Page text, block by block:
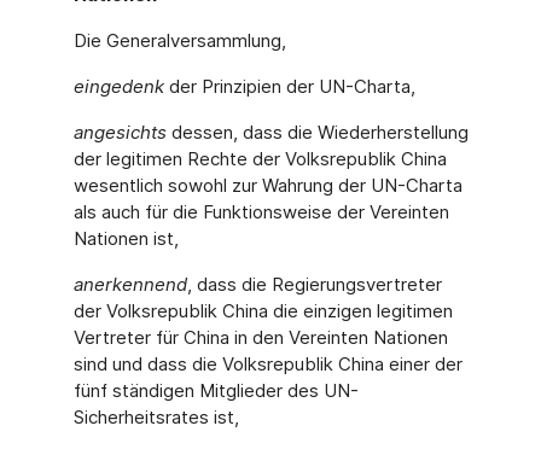
Die Generalversammlung,
eingedenkder Prinzipien der UN-Charta,
angesichtsdessen, dass die Wiederherstellung
der legitimen Rechte der Volksrepublik China
wesentlich sowohl zur Wahrung der UN-Charta
als auch für die Funktionsweise der Vereinten
Nationen ist,
anerkennend, dass die Regierungsvertreter
der Volksrepublik China die einzigen legitimen
Vertreter für China in den Vereinten Nationen
sind und dass die Volksrepublik China einer der
fünf ständigen Mitglieder des UN-
Sicherheitsrates ist,